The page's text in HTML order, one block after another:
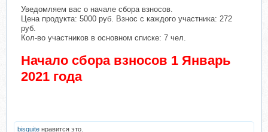
Уведомляем вас о начале сбора взносов.
Цена продукта: 5000 руб. Взнос с каждого участника: 272
руб.
Кол-во участников в основном списке: 7 чел.
Начало сбора взносов 1 Январь
2021 года
bisquite нравится это.